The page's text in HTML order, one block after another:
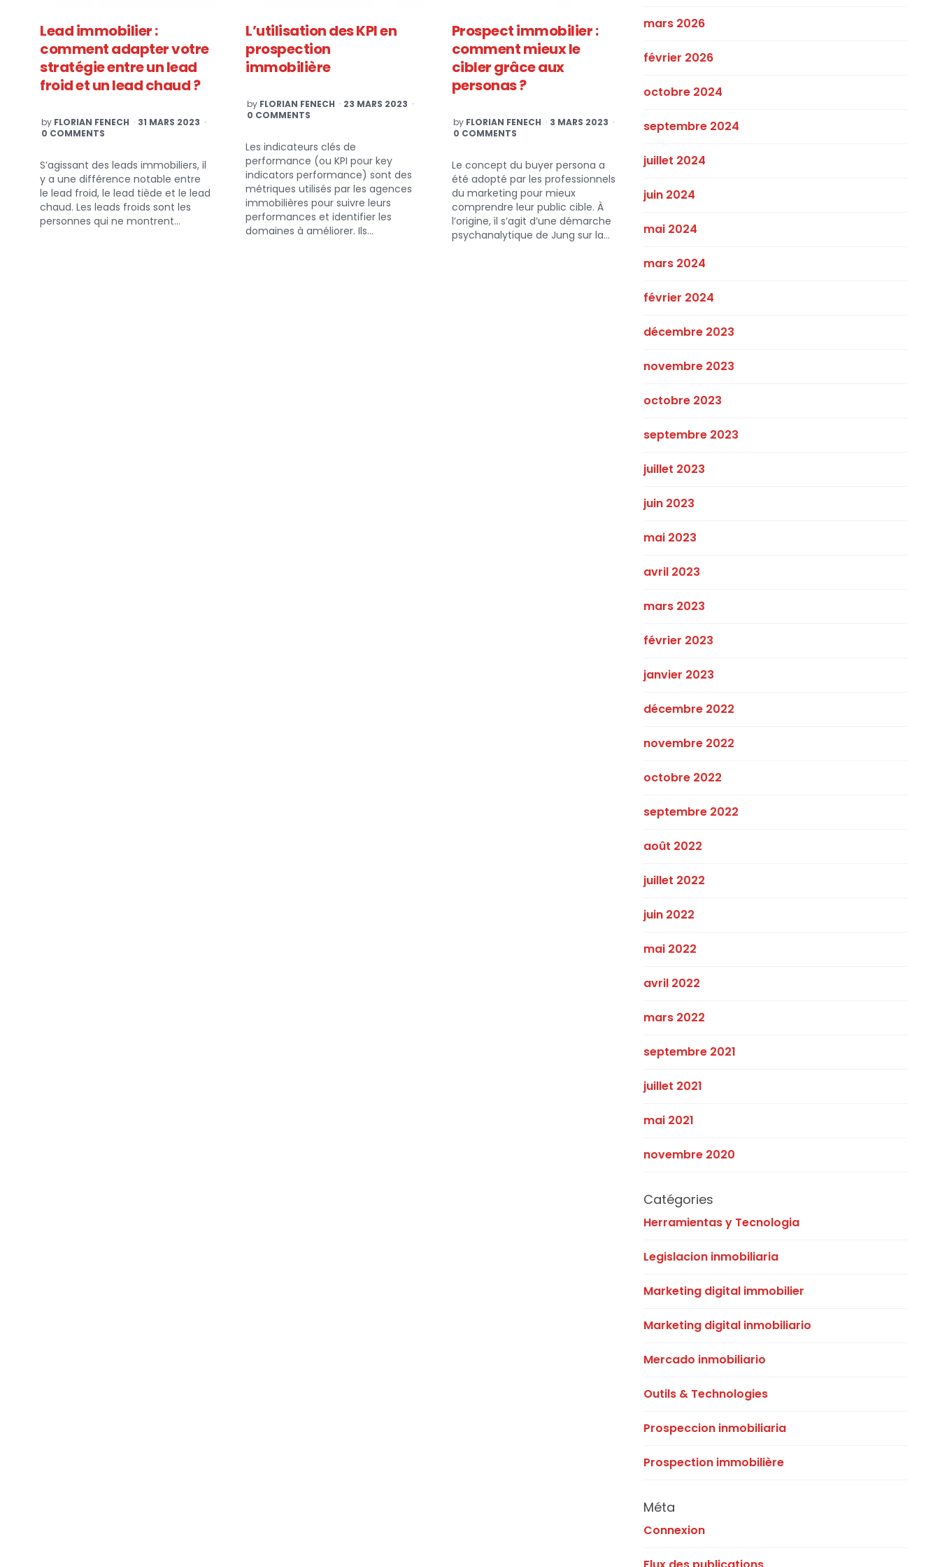
Lead immobilier :
comment adapter votre
stratégie entre un lead
froid et un lead chaud ?
POSTED
BY
by FLORIAN FENECH
31 MARS 2023
0 COMMENTS
S’agissant des leads immobiliers, il
y a une différence notable entre
le lead froid, le lead tiède et le lead
chaud. Les leads froids sont les
personnes qui ne montrent…
L’utilisation des KPI en
prospection
immobilière
POSTED
BY
by FLORIAN FENECH
23 MARS 2023
0 COMMENTS
Les indicateurs clés de
performance (ou KPI pour key
indicators performance) sont des
métriques utilisés par les agences
immobilières pour suivre leurs
performances et identifier les
domaines à améliorer. Ils…
Prospect immobilier :
comment mieux le
cibler grâce aux
personas ?
POSTED
BY
byFLORIAN FENECH
3 MARS 2023
0 COMMENTS
Le concept du buyer persona a
été adopté par les professionnels
du marketing pour mieux
comprendre leur public cible. À
l’origine, il s’agit d’une démarche
psychanalytique de Jung sur la…
mars 2026
février 2026
octobre 2024
septembre 2024
juillet 2024
juin 2024
mai 2024
mars 2024
février 2024
décembre 2023
novembre 2023
octobre 2023
septembre 2023
juillet 2023
juin 2023
mai 2023
avril 2023
mars 2023
février 2023
janvier 2023
décembre 2022
novembre 2022
octobre 2022
septembre 2022
août 2022
juillet 2022
juin 2022
mai 2022
avril 2022
mars 2022
septembre 2021
juillet 2021
mai 2021
novembre 2020
Catégories
Herramientas y Tecnologia
Legislacion inmobiliaria
Marketing digital immobilier
Marketing digital inmobiliario
Mercado inmobiliario
Outils & Technologies
Prospeccion inmobiliaria
Prospection immobilière
Méta
Connexion